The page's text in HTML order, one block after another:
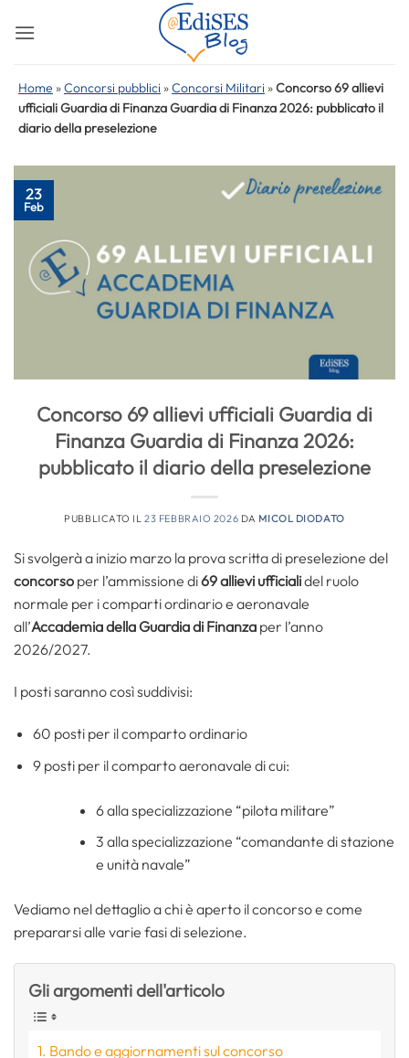
Home »Concorsi pubblici »Concorsi Militari »Concorso 69 allievi
ufficiali Guardia di Finanza Guardia di Finanza 2026: pubblicato il
diario della preselezione
23
Feb
Concorso 69 allievi ufficiali Guardia di
Finanza Guardia di Finanza 2026:
pubblicato il diario della preselezione
PUBBLICATO IL23 FEBBRAIO 2026 DA MICOL DIODATO
Si svolgerà a inizio marzo la prova scritta di preselezione del
concorso per l’ammissione di69 allievi ufficialidel ruolo
normale per i comparti ordinario e aeronavale
all’Accademia della Guardia di Finanza per l’anno
2026/2027.
I posti saranno così suddivisi:
60 posti per il comparto ordinario
9 posti per il comparto aeronavale di cui:
6 alla specializzazione “pilota militare”
3 alla specializzazione “comandante di stazione
e unità navale”
Vediamo nel dettaglio a chi è aperto il concorso e come
prepararsi alle varie fasi di selezione.
Gli argomenti dell'articolo
Bando e aggiornamenti sul concorso